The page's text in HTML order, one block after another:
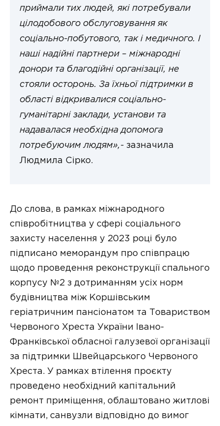
приймали тих людей, які потребували
цілодобового обслуговування як
соціально-побутового, так і медичного. І
наші надійні партнери – міжнародні
донори та благодійні організації, не
стояли осторонь. За їхньої підтримки в
області відкривалися соціально-
гуманітарні заклади, установи та
надавалася необхідна допомога
потребуючим людям»,- зазначила
Людмила Сірко.
До слова, в рамках міжнародного
співробітництва у сфері соціального
захисту населення у 2023 році було
підписано меморандум про співпрацю
щодо проведення реконструкції спального
корпусу №2 з дотриманням усіх норм
будівництва між Коршівським
геріатричним пансіонатом та Товариством
Червоного Хреста України Івано-
Франківської обласної галузевої організації
за підтримки Швейцарського Червоного
Хреста. У рамках втілення проєкту
проведено необхідний капітальний
ремонт приміщення, облаштовано житлові
кімнати, санвузли відповідно до вимог